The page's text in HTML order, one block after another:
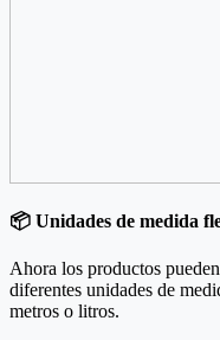
📦 Unidades de medida
Ahora los productos
diferentes unidades de
metros o litros.